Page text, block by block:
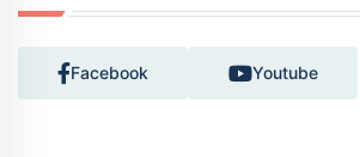
Facebook Youtube